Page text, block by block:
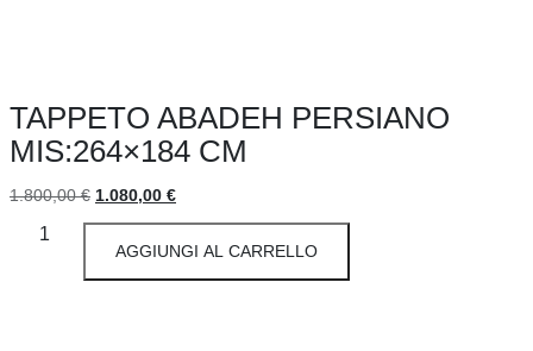
TAPPETO ABADEH PERSIANO
MIS:264×184 CM
1.800,00€ 1.080,00 €
AGGIUNGI AL CARRELLO